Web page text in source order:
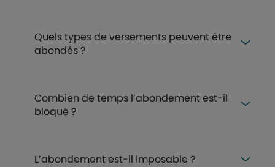
Quels types de versements peuvent être
abondés ?
Combien de temps l’abondement est-il
bloqué ?
L’abondement est-il imposable ?